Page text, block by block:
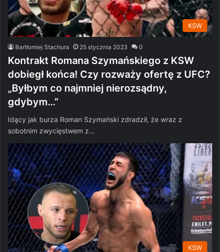
KSW
Bartłomiej Stachura 25 stycznia 2023 0
Kontrakt Romana Szymańskiego z KSW
dobiegł końca! Czy rozważy ofertę z UFC?
„Byłbym co najmniej nierozsądny,
gdybym…”
Idący jak burza Roman Szymański zdradził, że wraz z
sobotnim zwycięstwem z…
KSW